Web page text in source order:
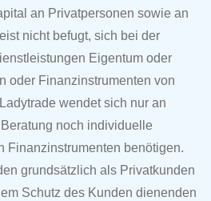
an Privatpersonen sowie an
nicht befugt, sich bei der
Eigentum oder
oder Finanzinstrumenten von
Ladytrade wendet sich nur an
noch individuelle
Finanzinstrumenten benötigen.
grundsätzlich als Privatkunden
Schutz des Kunden dienenden